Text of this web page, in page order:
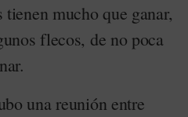
mucho que ganar,
flecos, de no poca
una reunión entre